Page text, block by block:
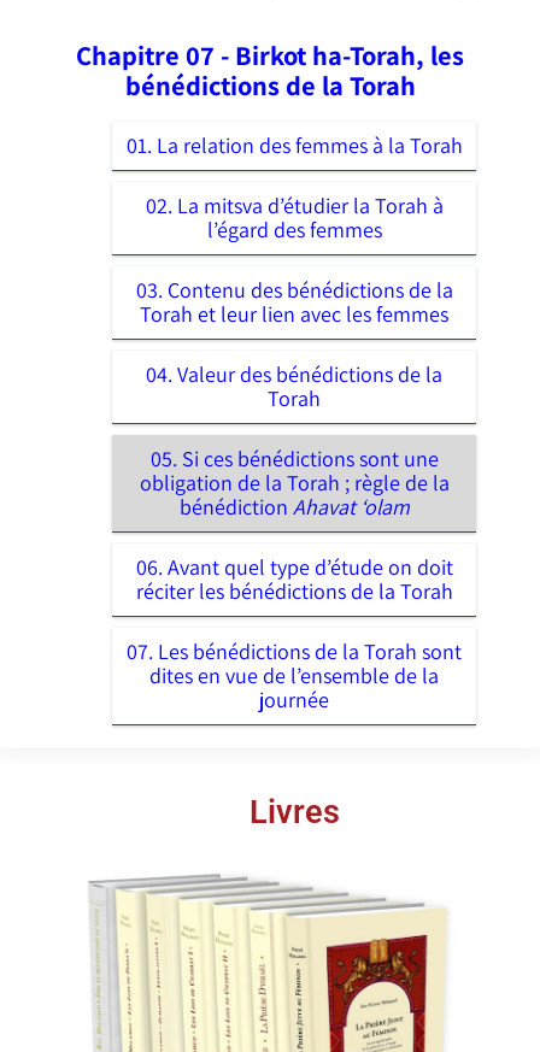
Chapitre 07 - Birkot ha-Torah, les
bénédictions de la Torah
01. La relation des femmes à la Torah
02. La mitsva d’étudier la Torah à
l’égard des femmes
03. Contenu des bénédictions de la
Torah et leur lien avec les femmes
04. Valeur des bénédictions de la
Torah
05. Si ces bénédictions sont une
obligation de la Torah ; règle de la
bénédiction Ahavat ‘olam
06. Avant quel type d’étude on doit
réciter les bénédictions de la Torah
07. Les bénédictions de la Torah sont
dites en vue de l’ensemble de la
journée
Livres